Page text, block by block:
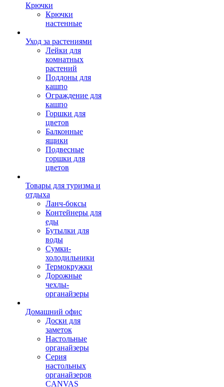
Крючки
Крючки
настенные
Уход за растениями
Лейки для
комнатных
растений
Поддоны для
кашпо
Ограждение для
кашпо
Горшки для
цветов
Балконные
ящики
Подвесные
горшки для
цветов
Товары для туризма и
отдыха
Ланч-боксы
Контейнеры для
еды
Бутылки для
воды
Сумки-
холодильники
Термокружки
Дорожные
чехлы-
органайзеры
Домашний офис
Доски для
заметок
Настольные
органайзеры
Серия
настольных
органайзеров
CANVAS